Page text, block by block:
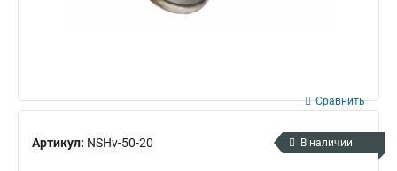
Артикул: NSHv-50-20
Сравнить
В наличии